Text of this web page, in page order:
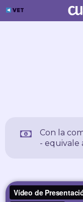
VET
Con la
- equivale